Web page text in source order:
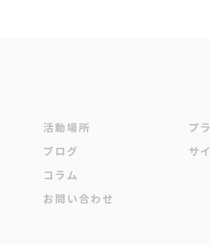
活動場所
ブログ
コラム
お問い合わせ
プ
サ